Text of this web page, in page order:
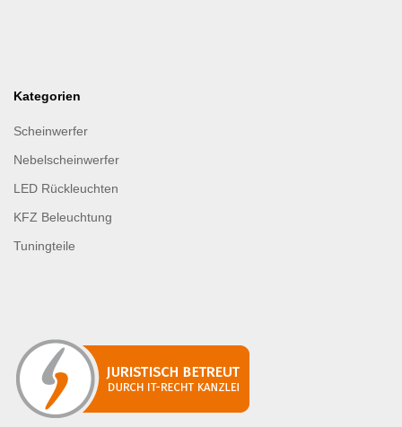
Kategorien
Scheinwerfer
Nebelscheinwerfer
LED Rückleuchten
KFZ Beleuchtung
Tuningteile